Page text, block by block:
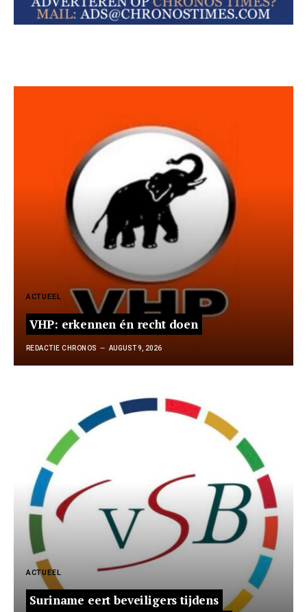
ACTUEEL
VHP: erkennen én recht doen
REDACTIE CHRONOS AUGUST 9, 2026
ACTUEEL
Suriname eert beveiligers tijdens